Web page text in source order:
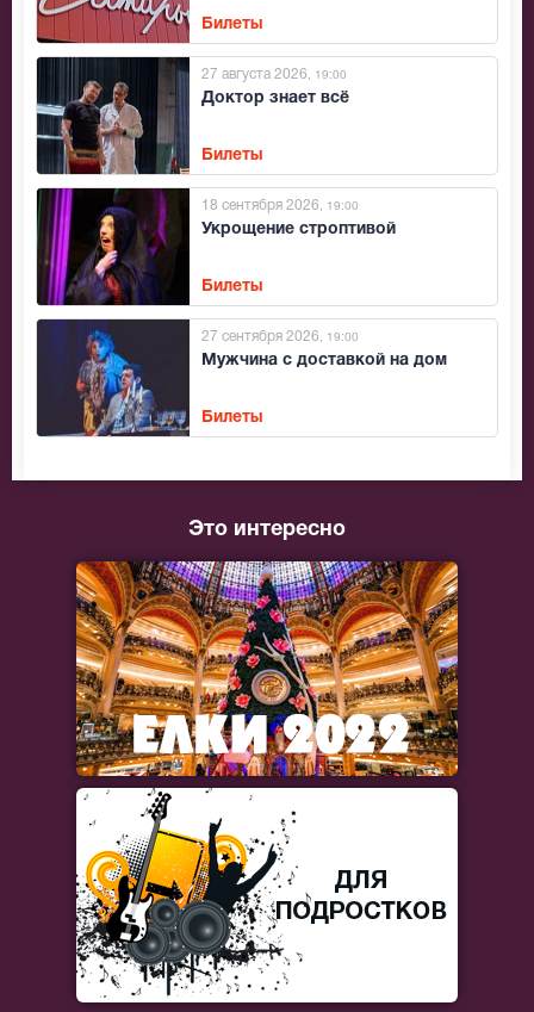
Билеты
Доктор знает всё
27 августа 2026 , 19:00
Билеты
Укрощение строптивой
18 сентября 2026 , 19:00
Билеты
Мужчина с доставкой на дом
27 сентября 2026 , 19:00
Билеты
Это интересно